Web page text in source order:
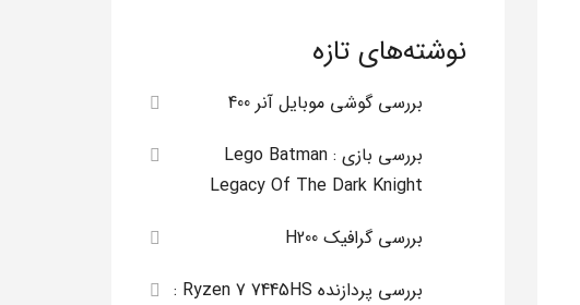
نوشته‌های تازه
بررسی گوشی موبایل آنر 400
بررسی بازی Lego Batman :
Legacy Of The Dark Knight
بررسی گرافیک H200
بررسی پردازنده Ryzen 7 7445HS :